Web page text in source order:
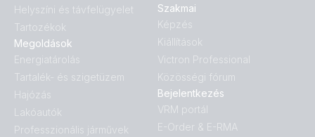
Helyszíni és távfelügyelet
Tartozékok
Megoldások
Energiatárolás
Tartalék- és szigetüzem
Hajózás
Lakóautók
Professzionális járművek
Szakmai
Képzés
Kiállítások
Victron Professional
Közösségi fórum
Bejelentkezés
VRM portál
E-Order & E-RMA